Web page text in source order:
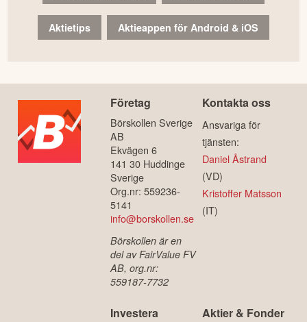
Aktietips Aktieappen för Android & iOS
Företag
Börskollen Sverige
AB
Ekvägen 6
141 30 Huddinge
Sverige
Org.nr: 559236-
5141
info@borskollen.se
Börskollen är en
del av FairValue FV
AB, org.nr:
559187-7732
Kontakta oss
Ansvariga för
tjänsten:
Daniel Åstrand
(VD)
Kristoffer Matsson
(IT)
Investera Aktier & Fonder